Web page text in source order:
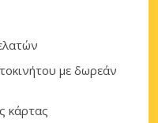
με δωρεάν
κάρτας